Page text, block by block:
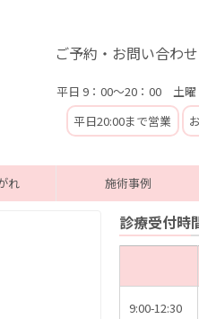
ご予約・お問い合わせ
平日 9：00～20：00 土曜
平日20:00まで営業
れ 施術事例
診療受付時
9:00-12:30